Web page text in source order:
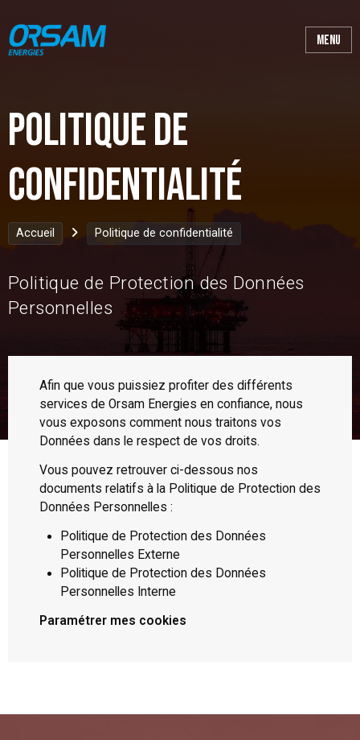
Politique de
confidentialité
Accueil Politique de confidentialité
Politique de Protection des Données
Personnelles
Afin que vous puissiez profiter des différents
services de Orsam Energies en confiance, nous
vous exposons comment nous traitons vos
Données dans le respect de vos droits.
Vous pouvez retrouver ci-dessous nos
documents relatifs à la Politique de Protection des
Données Personnelles :
Politique de Protection des Données
Personnelles Externe
Politique de Protection des Données
Personnelles Interne
Paramétrer mes cookies